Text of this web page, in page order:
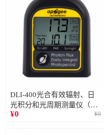
DLI-400光合有效辐射、日
光积分和光周期测量仪（仅
阳光）
¥0 ¥0